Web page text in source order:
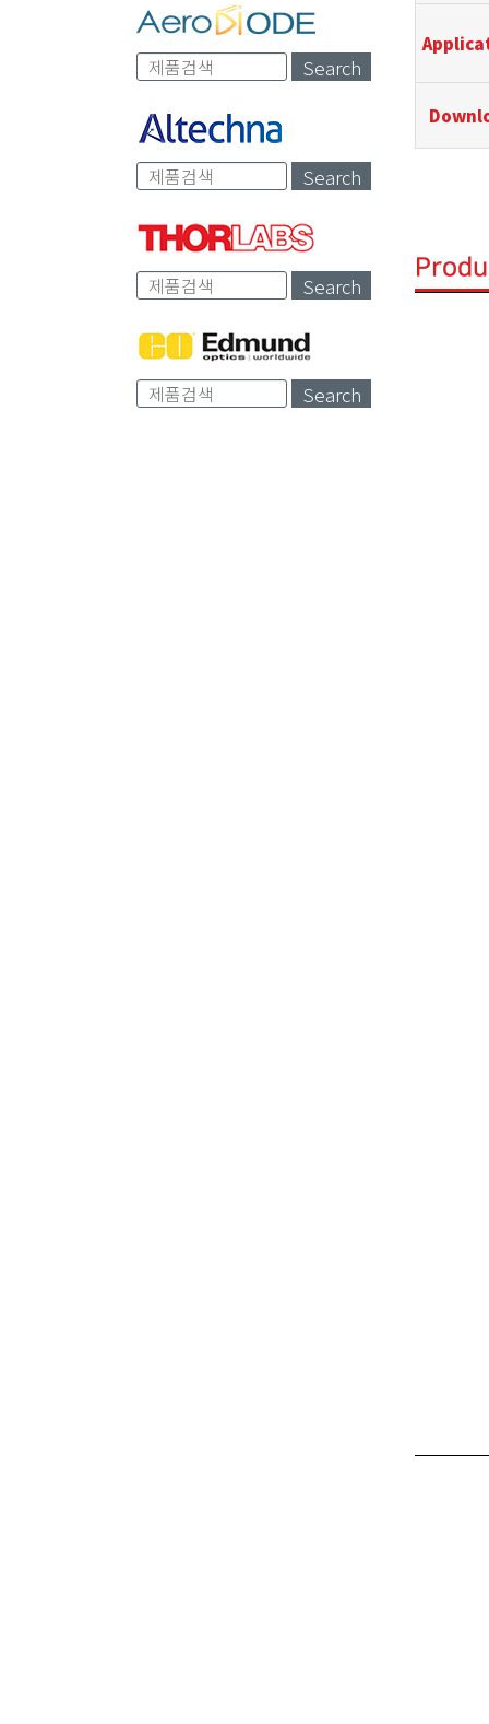
Search
Search
Search
Search